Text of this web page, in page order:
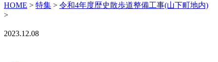
HOME > 特集 > 令和4年度歴史散歩道整備工事(山下町地内)
>
2023.12.08